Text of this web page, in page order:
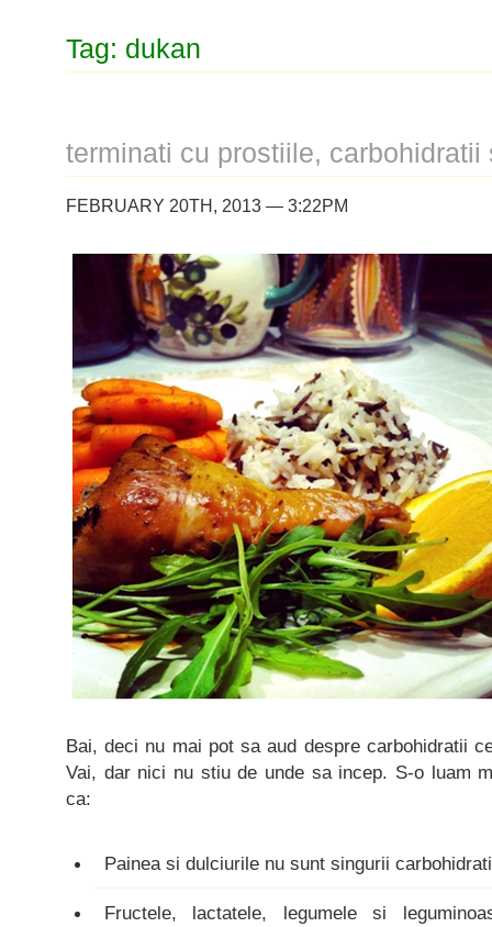
Tag: dukan
terminati cu prostiile, carbohidratii
FEBRUARY 20TH, 2013 — 3:22PM
Bai, deci nu mai pot sa aud despre carbohidratii
Vai, dar nici nu stiu de unde sa incep. S-o luam
ca:
Painea si dulciurile nu sunt singurii
Fructele, lactatele, legumele si